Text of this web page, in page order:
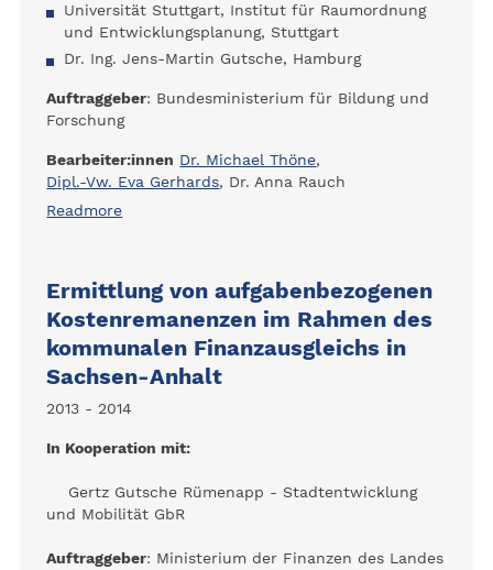
Universität Stuttgart, Institut für Raumordnung
und Entwicklungsplanung, Stuttgart
Dr. Ing. Jens-Martin Gutsche, Hamburg
Auftraggeber: Bundesministerium für Bildung und
Forschung
Bearbeiter:innen Dr. Michael Thöne,
Dipl.-Vw. Eva Gerhards, Dr. Anna Rauch
Readmore
Ermittlung von aufgabenbezogenen
Kostenremanenzen im Rahmen des
kommunalen Finanzausgleichs in
Sachsen-Anhalt
2013 - 2014
In Kooperation mit:
Gertz Gutsche Rümenapp - Stadtentwicklung
und Mobilität GbR
Auftraggeber: Ministerium der Finanzen des Landes